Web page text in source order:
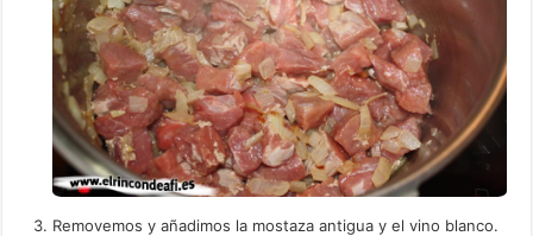
Removemos y añadimos la mostaza antigua y el vino blanco.